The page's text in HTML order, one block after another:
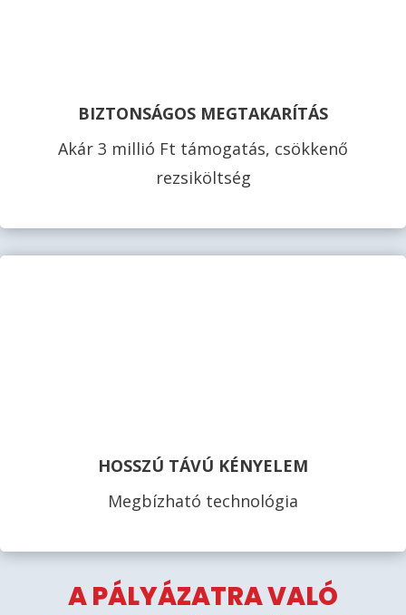
BIZTONSÁGOS MEGTAKARÍTÁS
Akár 3 millió Ft támogatás, csökkenő
rezsiköltség
HOSSZÚ TÁVÚ KÉNYELEM
Megbízható technológia
A PÁLYÁZATRA VALÓ